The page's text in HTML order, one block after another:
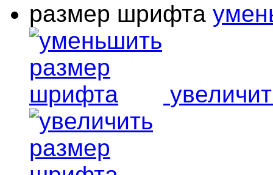
размер шрифта